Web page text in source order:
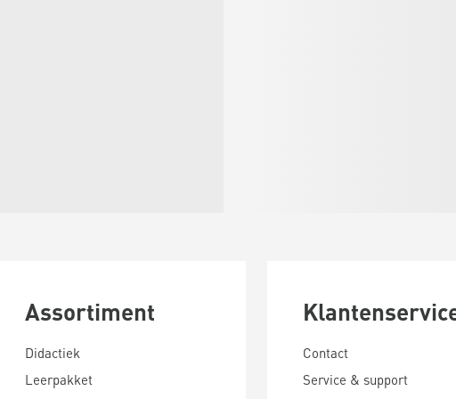
Assortiment
Didactiek
Leerpakket
Contact
Service & support